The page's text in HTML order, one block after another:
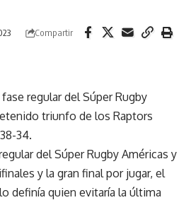
Compartir
regular del Súper Rugby
triunfo de los Raptors
34.
del Súper Rugby Américas y
y la gran final por jugar, el
definía quien evitaría la última